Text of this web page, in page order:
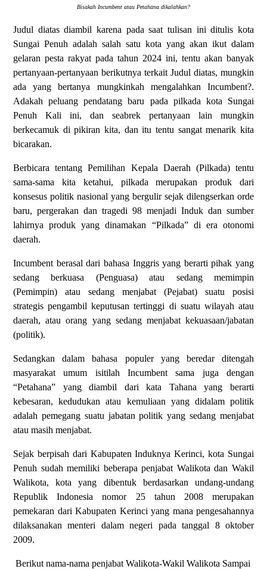
Bisakah Incumbent atau Petahana dikalahkan?
Judul diatas diambil karena pada saat tulisan ini ditulis kota
Sungai Penuh adalah salah satu kota yang akan ikut dalam
gelaran pesta rakyat pada tahun 2024 ini, tentu akan banyak
pertanyaan-pertanyaan berikutnya terkait Judul diatas, mungkin
ada yang bertanya mungkinkah mengalahkan Incumbent?.
Adakah peluang pendatang baru pada pilkada kota Sungai
Penuh Kali ini, dan seabrek pertanyaan lain mungkin
berkecamuk di pikiran kita, dan itu tentu sangat menarik kita
bicarakan.
Berbicara tentang Pemilihan Kepala Daerah (Pilkada) tentu
sama-sama kita ketahui, pilkada merupakan produk dari
konsesus politik nasional yang bergulir sejak dilengserkan orde
baru, pergerakan dan tragedi 98 menjadi Induk dan sumber
lahirnya produk yang dinamakan “Pilkada” di era otonomi
daerah.
Incumbent berasal dari bahasa Inggris yang berarti pihak yang
sedang berkuasa (Penguasa) atau sedang memimpin
(Pemimpin) atau sedang menjabat (Pejabat) suatu posisi
strategis pengambil keputusan tertinggi di suatu wilayah atau
daerah, atau orang yang sedang menjabat kekuasaan/jabatan
(politik).
Sedangkan dalam bahasa populer yang beredar ditengah
masyarakat umum isitilah Incumbent sama juga dengan
“Petahana” yang diambil dari kata Tahana yang berarti
kebesaran, kedudukan atau kemuliaan yang didalam politik
adalah pemegang suatu jabatan politik yang sedang menjabat
atau masih menjabat.
Sejak berpisah dari Kabupaten Induknya Kerinci, kota Sungai
Penuh sudah memiliki beberapa penjabat Walikota dan Wakil
Walikota, kota yang dibentuk berdasarkan undang-undang
Republik Indonesia nomor 25 tahun 2008 merupakan
pemekaran dari Kabupaten Kerinci yang mana pengesahannya
dilaksanakan menteri dalam negeri pada tanggal 8 oktober
2009.
Berikut nama-nama penjabat Walikota-Wakil Walikota Sampai